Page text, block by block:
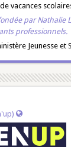
vacances
parNathalie
professionnels.
Jeunesse et